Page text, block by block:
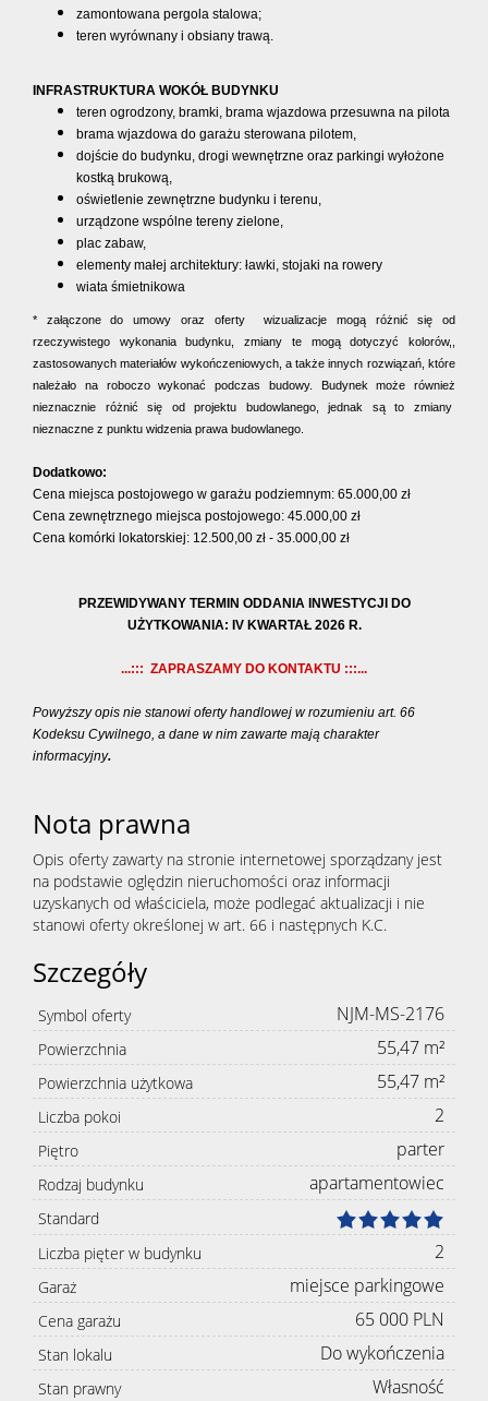
zamontowana pergola stalowa;
teren wyrównany i obsiany trawą.
INFRASTRUKTURA WOKÓŁ BUDYNKU
teren ogrodzony, bramki, brama wjazdowa przesuwna na pilota
brama wjazdowa do garażu sterowana pilotem,
dojście do budynku, drogi wewnętrzne oraz parkingi wyłożone
kostką brukową,
oświetlenie zewnętrzne budynku i terenu,
urządzone wspólne tereny zielone,
plac zabaw,
elementy małej architektury: ławki, stojaki na rowery
wiata śmietnikowa
* załączone do umowy oraz oferty wizualizacje mogą różnić się od
rzeczywistego wykonania budynku, zmiany te mogą dotyczyć kolorów,,
zastosowanych materiałów wykończeniowych, a także innych rozwiązań, które
należało na roboczo wykonać podczas budowy. Budynek może również
nieznacznie różnić się od projektu budowlanego, jednak są to zmiany
nieznaczne z punktu widzenia prawa budowlanego.
Dodatkowo:
Cena miejsca postojowego w garażu podziemnym: 65.000,00 zł
Cena zewnętrznego miejsca postojowego: 45.000,00 zł
Cena komórki lokatorskiej: 12.500,00 zł - 35.000,00 zł
PRZEWIDYWANY TERMIN ODDANIA INWESTYCJI DO
UŻYTKOWANIA: IV KWARTAŁ 2026 R.
...::: ZAPRASZAMY DO KONTAKTU :::...
Powyższy opis nie stanowi oferty handlowej w rozumieniu art. 66
Kodeksu Cywilnego, a dane w nim zawarte mają charakter
informacyjny.
Nota prawna
Opis oferty zawarty na stronie internetowej sporządzany jest
na podstawie oględzin nieruchomości oraz informacji
uzyskanych od właściciela, może podlegać aktualizacji i nie
stanowi oferty określonej w art. 66 i następnych K.C.
Szczegóły
Symbol oferty NJM-MS-2176
Powierzchnia 55,47 m²
Powierzchnia użytkowa 55,47 m²
Liczba pokoi 2
Piętro parter
Rodzaj budynku apartamentowiec
Standard
Liczba pięter w budynku
2
Garaż miejsce parkingowe
Cena garażu 65 000 PLN
Stan lokalu Do wykończenia
Stan prawny Własność